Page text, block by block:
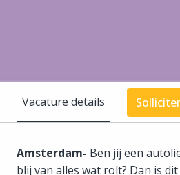
Vacature details
Amsterdam- Ben jij een
blij van alles wat rolt? Dan is